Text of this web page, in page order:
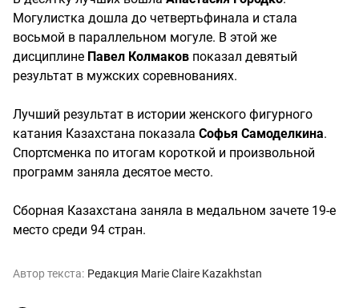
Могулистка дошла до четвертьфинала и стала
восьмой в параллельном могуле. В этой же
дисциплине Павел Колмаков показал девятый
результат в мужских соревнованиях.
Лучший результат в истории женского фигурного
катания Казахстана показала Софья Самоделкина.
Спортсменка по итогам короткой и произвольной
программ заняла десятое место.
Сборная Казахстана заняла в медальном зачете 19-е
место среди 94 стран.
Автор текста: Редакция Marie Claire Kazakhstan